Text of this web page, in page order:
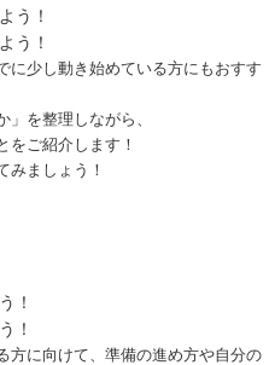
う！
う！
に少し動き始めている方にもおすす
」を整理しながら、
をご紹介します！
みましょう！
！
！
方に向けて、準備の進め方や自分の